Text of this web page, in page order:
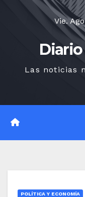
Vie.
Las noticias
POLÍTICA Y ECONOMÍA